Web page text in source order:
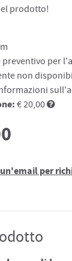
prodotto!
preventivo per
non
€ 20,00
per